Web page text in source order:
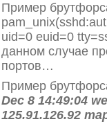
Пример
uid=0 euid=0
данном случае
портов…
Пример
Dec 8 14:49:04
125.91.126.92